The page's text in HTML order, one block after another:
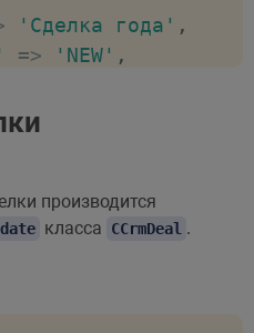
'Сделка года' ,
=> 'NEW' ,
=> [
производится
класса CCrmDeal .